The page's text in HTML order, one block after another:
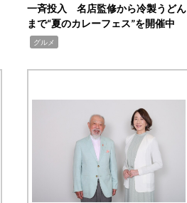
一斉投入 名店監修から冷製うどん
まで“夏のカレーフェス”を開催中
グルメ